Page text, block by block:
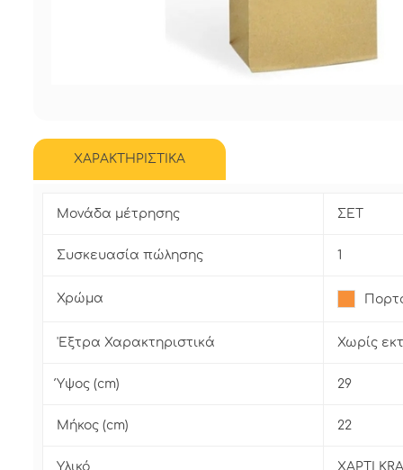
ΧΑΡΑΚΤΗΡΙΣΤΙΚΑ
Μονάδα μέτρησης ΣΕΤ
Συσκευασία πώλησης 1
Χρώμα
'Εξτρα Χαρακτηριστικά Χωρίς
Ύψος (cm) 29
Μήκος (cm) 22
Υλικό ΧΑΡΤΙ